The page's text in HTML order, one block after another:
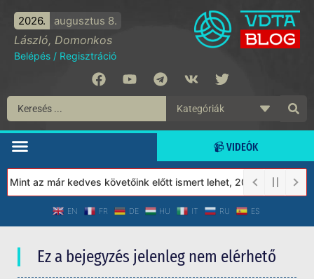
2026. augusztus 8.
László, Domonkos
Belépés / Regisztráció
📹 VIDEÓK
az már kedves követőink előtt ismert lehet, 2023-tól a Védett
EN FR DE HU IT RU ES
Ez a bejegyzés jelenleg nem elérhető